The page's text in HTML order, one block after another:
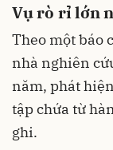
Vụ rò rỉ lớn
Theo một báo
nhà nghiên
năm, phát
tập chứa từ
ghi.